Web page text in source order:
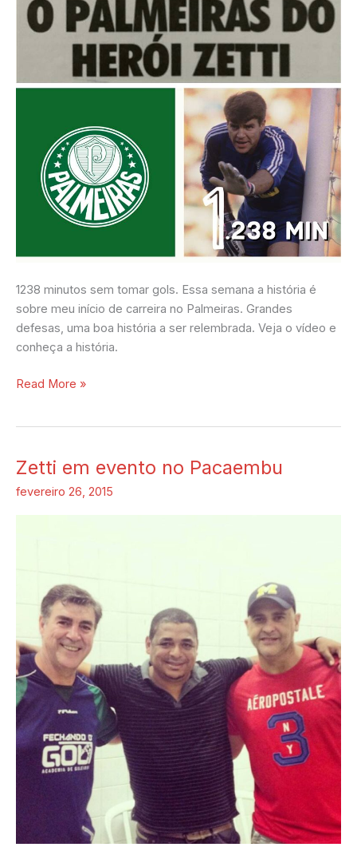
1238 minutos sem tomar gols. Essa semana a história é
sobre meu início de carreira no Palmeiras. Grandes
defesas, uma boa história a ser relembrada. Veja o vídeo e
conheça a história.
Read More »
Zetti em evento no Pacaembu
fevereiro 26, 2015
Zetti
em